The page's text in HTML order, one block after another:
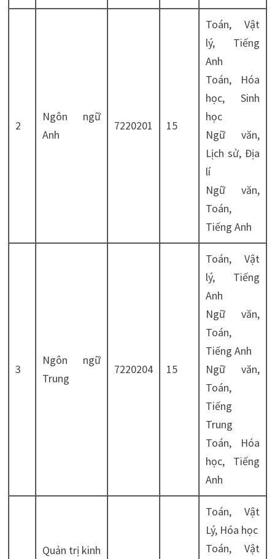
2
Ngôn ngữ
Anh
7220201 15
Toán, Vật
lý, Tiếng
Anh
Toán, Hóa
học, Sinh
học
Ngữ văn,
Lịch sử, Địa
lí
Ngữ văn,
Toán,
Tiếng Anh
3
Ngôn ngữ
Trung
7220204 15
Toán, Vật
lý, Tiếng
Anh
Ngữ văn,
Toán,
Tiếng Anh
Ngữ văn,
Toán,
Tiếng
Trung
Toán, Hóa
học, Tiếng
Anh
Quản trị kinh
Toán, Vật
Lý, Hóa học
Toán, Vật